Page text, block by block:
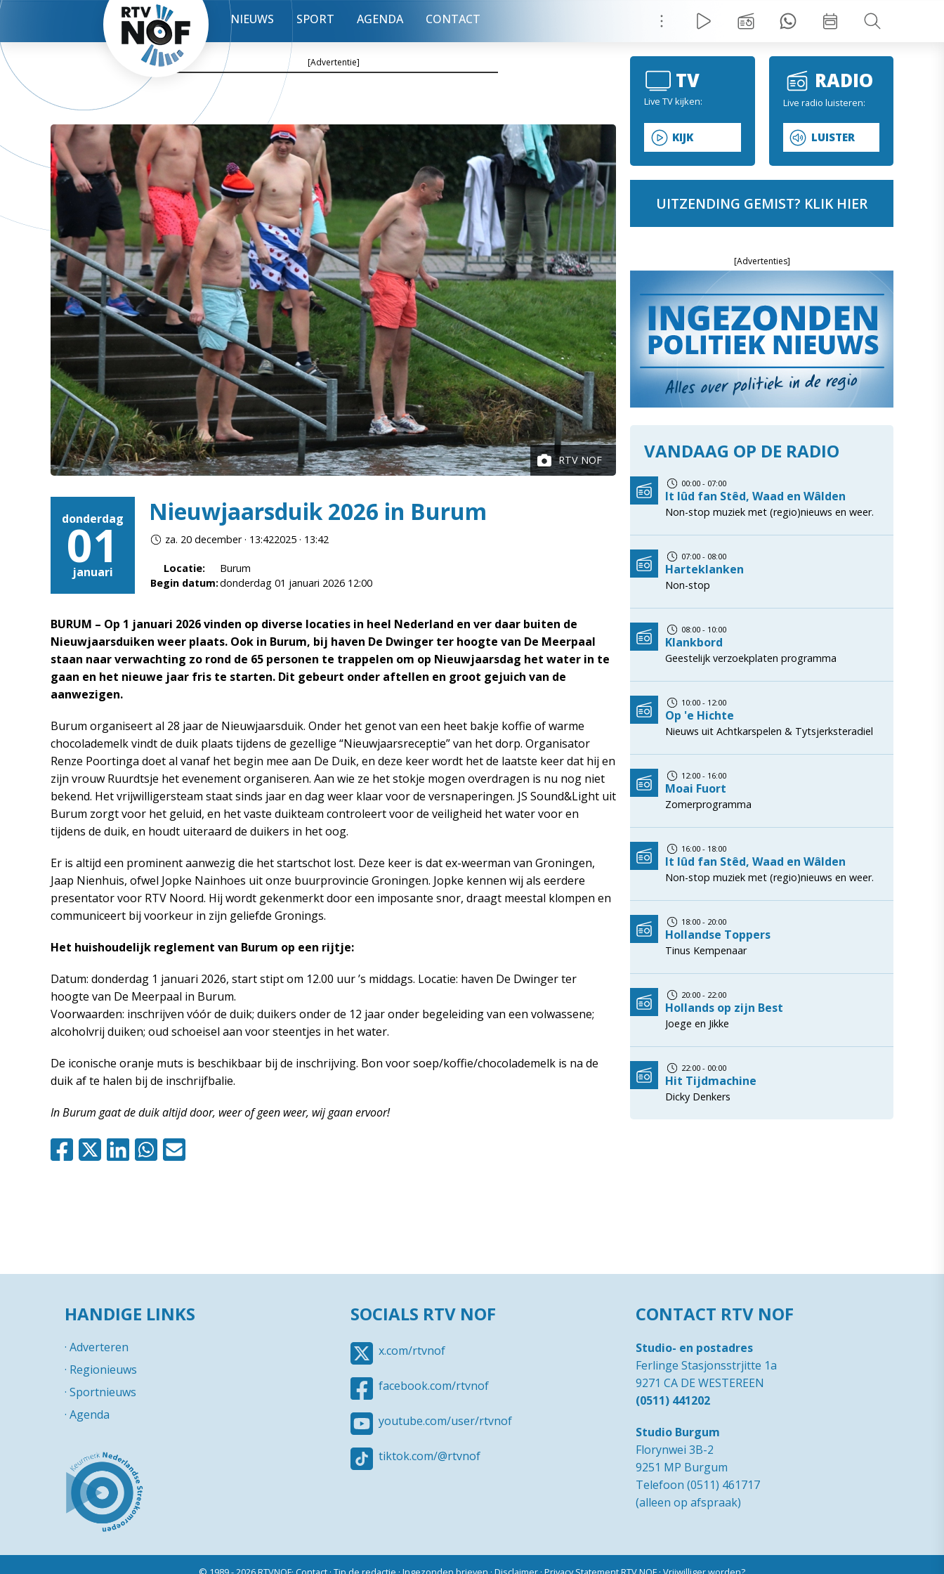
NIEUWS SPORT AGENDA CONTACT
[Advertentie]
RTV NOF
donderdag
01
januari
Nieuwjaarsduik 2026 in Burum
za. 20 december · 13:422025 · 13:42
Locatie:
Burum
Begin datum:donderdag 01 januari 2026 12:00
BURUM – Op 1 januari 2026 vinden op diverse locaties in heel Nederland en ver daar buiten de
Nieuwjaarsduiken weer plaats. Ook in Burum, bij haven De Dwinger ter hoogte van De Meerpaal
staan naar verwachting zo rond de 65 personen te trappelen om op Nieuwjaarsdag het water in te
gaan en het nieuwe jaar fris te starten. Dit gebeurt onder aftellen en groot gejuich van de
aanwezigen.
Burum organiseert al 28 jaar de Nieuwjaarsduik. Onder het genot van een heet bakje koffie of warme
chocolademelk vindt de duik plaats tijdens de gezellige “Nieuwjaarsreceptie” van het dorp. Organisator
Renze Poortinga doet al vanaf het begin mee aan De Duik, en deze keer wordt het de laatste keer dat hij en
zijn vrouw Ruurdtsje het evenement organiseren. Aan wie ze het stokje mogen overdragen is nu nog niet
bekend. Het vrijwilligersteam staat sinds jaar en dag weer klaar voor de versnaperingen. JS Sound&Light uit
Burum zorgt voor het geluid, en het vaste duikteam controleert voor de veiligheid het water voor en
tijdens de duik, en houdt uiteraard de duikers in het oog.
Er is altijd een prominent aanwezig die het startschot lost. Deze keer is dat ex-weerman van Groningen,
Jaap Nienhuis, ofwel Jopke Nainhoes uit onze buurprovincie Groningen. Jopke kennen wij als eerdere
presentator voor RTV Noord. Hij wordt gekenmerkt door een imposante snor, draagt meestal klompen en
communiceert bij voorkeur in zijn geliefde Gronings.
Het huishoudelijk reglement van Burum op een rijtje:
Datum: donderdag 1 januari 2026, start stipt om 12.00 uur ’s middags. Locatie: haven De Dwinger ter
hoogte van De Meerpaal in Burum.
Voorwaarden: inschrijven vóór de duik; duikers onder de 12 jaar onder begeleiding van een volwassene;
alcoholvrij duiken; oud schoeisel aan voor steentjes in het water.
De iconische oranje muts is beschikbaar bij de inschrijving. Bon voor soep/koffie/chocolademelk is na de
duik af te halen bij de inschrijfbalie.
In Burum gaat de duik altijd door, weer of geen weer, wij gaan ervoor!
TV
Live TV kijken:
KIJK
RADIO
Live radio luisteren:
LUISTER
UITZENDING GEMIST? KLIK HIER
[Advertenties]
VANDAAG OP DE RADIO
00:00 - 07:00
It lûd fan Stêd, Waad en Wâlden
Non-stop muziek met (regio)nieuws en weer.
07:00 - 08:00
Harteklanken
Non-stop
08:00 - 10:00
Klankbord
Geestelijk verzoekplaten programma
10:00 - 12:00
Op 'e Hichte
Nieuws uit Achtkarspelen & Tytsjerksteradiel
12:00 - 16:00
Moai Fuort
Zomerprogramma
16:00 - 18:00
It lûd fan Stêd, Waad en Wâlden
Non-stop muziek met (regio)nieuws en weer.
18:00 - 20:00
Hollandse Toppers
Tinus Kempenaar
20:00 - 22:00
Hollands op zijn Best
Joege en Jikke
22:00 - 00:00
Hit Tijdmachine
Dicky Denkers
HANDIGE LINKS
· Adverteren
· Regionieuws
· Sportnieuws
· Agenda
SOCIALS RTV NOF
x.com/rtvnof
facebook.com/rtvnof
youtube.com/user/rtvnof
tiktok.com/@rtvnof
CONTACT RTV NOF
Studio- en postadres
Ferlinge Stasjonsstrjitte 1a
9271 CA DE WESTEREEN
(0511) 441202
Studio Burgum
Florynwei 3B-2
9251 MP Burgum
Telefoon (0511) 461717
(alleen op afspraak)